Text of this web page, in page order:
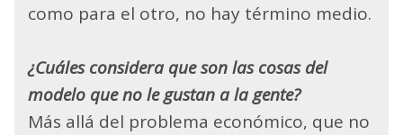
como para el otro, no hay término medio.
¿Cuáles considera que son las cosas del
modelo que no le gustan a la gente?
Más allá del problema económico, que no